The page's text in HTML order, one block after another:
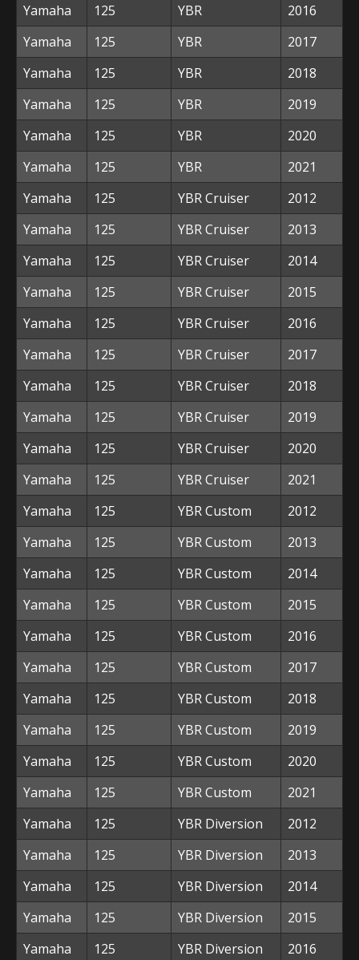
Yamaha
125 YBR
2016
Yamaha
125 YBR
2017
Yamaha
125 YBR
2018
Yamaha
125 YBR
2019
Yamaha
125 YBR
2020
Yamaha
125 YBR
2021
Yamaha
125 YBR Cruiser
2012
Yamaha
125 YBR Cruiser
2013
Yamaha
125 YBR Cruiser
2014
Yamaha
125 YBR Cruiser
2015
Yamaha
125 YBR Cruiser
2016
Yamaha
125 YBR Cruiser
2017
Yamaha
125 YBR Cruiser
2018
Yamaha
125 YBR Cruiser
2019
Yamaha
125 YBR Cruiser
2020
Yamaha
125 YBR Cruiser
2021
Yamaha
125 YBR Custom
2012
Yamaha
125 YBR Custom
2013
Yamaha
125 YBR Custom
2014
Yamaha
125 YBR Custom
2015
Yamaha
125 YBR Custom
2016
Yamaha
125 YBR Custom
2017
Yamaha
125 YBR Custom
2018
Yamaha
125 YBR Custom
2019
Yamaha
125 YBR Custom
2020
Yamaha
125 YBR Custom
2021
Yamaha
125 YBR Diversion
2012
Yamaha
125 YBR Diversion
2013
Yamaha
125 YBR Diversion
2014
Yamaha
125 YBR Diversion
2015
Yamaha
125 YBR Diversion 2016